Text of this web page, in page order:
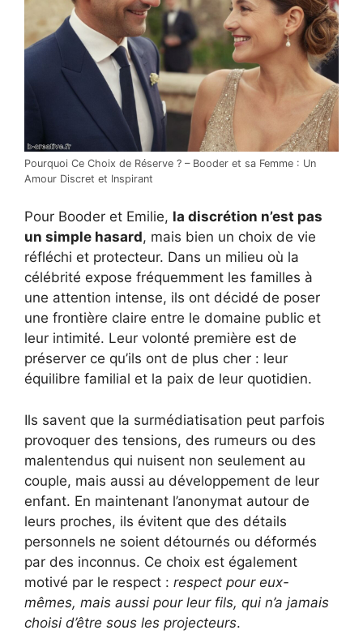
Pourquoi Ce Choix de Réserve ? – Booder et sa Femme : Un
Amour Discret et Inspirant
Pour Booder et Emilie, la discrétion n’est pas
un simple hasard, mais bien un choix de vie
réfléchi et protecteur. Dans un milieu où la
célébrité expose fréquemment les familles à
une attention intense, ils ont décidé de poser
une frontière claire entre le domaine public et
leur intimité. Leur volonté première est de
préserver ce qu’ils ont de plus cher : leur
équilibre familial et la paix de leur quotidien.
Ils savent que la surmédiatisation peut parfois
provoquer des tensions, des rumeurs ou des
malentendus qui nuisent non seulement au
couple, mais aussi au développement de leur
enfant. En maintenant l’anonymat autour de
leurs proches, ils évitent que des détails
personnels ne soient détournés ou déformés
par des inconnus. Ce choix est également
motivé par le respect : respect pour eux-
mêmes, mais aussi pour leur fils, qui n’a jamais
choisi d’être sous les projecteurs.